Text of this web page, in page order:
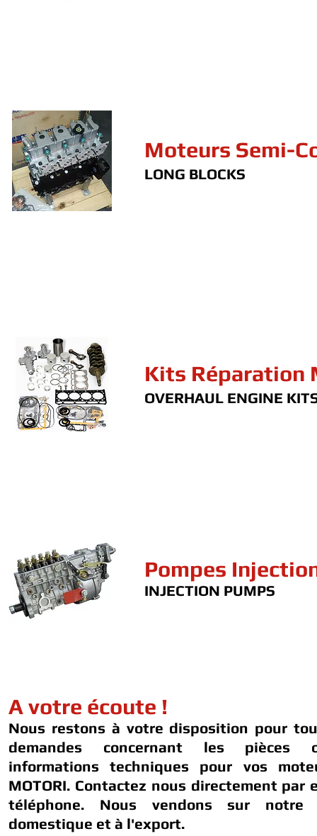
Moteurs Semi-
LONG BLOCKS
Kits Réparation
OVERHAUL ENGINE
Pompes
INJECTION PUMPS
A votre écoute !
Nous restons à votre disposition pour
demandes concernant les pièces
informations techniques pour vos
MOTORI. Contactez nous directement par
téléphone. Nous vendons sur notre
domestique et à l'export.